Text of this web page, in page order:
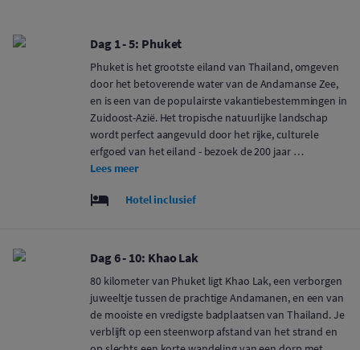
Dag 1 - 5: Phuket
Phuket is het grootste eiland van Thailand, omgeven
door het betoverende water van de Andamanse Zee,
en is een van de populairste vakantiebestemmingen in
Zuidoost-Azië. Het tropische natuurlijke landschap
wordt perfect aangevuld door het rijke, culturele
erfgoed van het eiland - bezoek de 200 jaar …
Lees meer
Hotel inclusief
Dag 6 - 10: Khao Lak
80 kilometer van Phuket ligt Khao Lak, een verborgen
juweeltje tussen de prachtige Andamanen, en een van
de mooiste en vredigste badplaatsen van Thailand. Je
verblijft op een steenworp afstand van het strand en